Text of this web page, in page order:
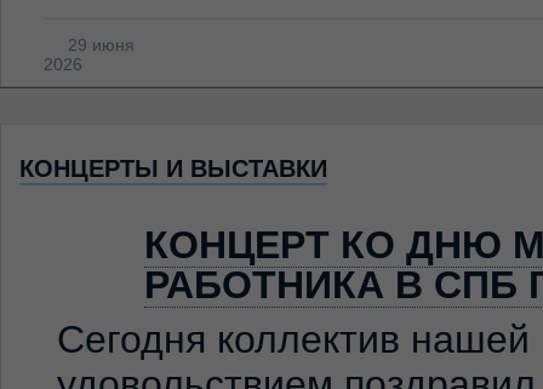
29 июня
2026
КОНЦЕРТЫ И ВЫСТАВКИ
КОНЦЕРТ КО ДНЮ
РАБОТНИКА В СПБ
Сегодня коллектив